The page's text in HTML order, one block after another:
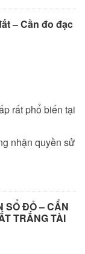
– Cần đo đạc
rất phổ biến tại
nhận quyền sử
SỔ ĐỎ – CẨN
TRẮNG TÀI